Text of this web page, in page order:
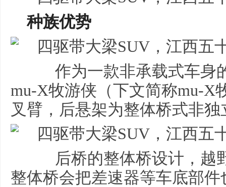
种族优势
作为一款非承载式车身
mu-X牧游侠（下文简称mu-X
叉臂，后悬架为整体桥式非独
后桥的整体桥设计，越
整体桥会把差速器等车底部